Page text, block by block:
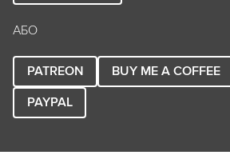
АБО
PATREON BUY ME A COFFEE
PAYPAL